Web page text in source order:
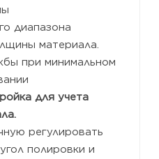
диапазона
материала.
при минимальном
для учета
регулировать
полировки и